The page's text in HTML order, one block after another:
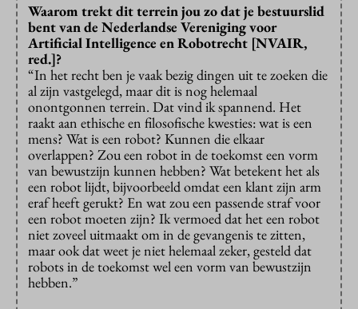
Waarom trekt dit terrein jou zo dat je bestuurslid
bent van de Nederlandse Vereniging voor
Artificial Intelligence en Robotrecht [NVAIR,
red.]?
“In het recht ben je vaak bezig dingen uit te zoeken die
al zijn vastgelegd, maar dit is nog helemaal
onontgonnen terrein. Dat vind ik spannend. Het
raakt aan ethische en filosofische kwesties: wat is een
mens? Wat is een robot? Kunnen die elkaar
overlappen? Zou een robot in de toekomst een vorm
van bewustzijn kunnen hebben? Wat betekent het als
een robot lijdt, bijvoorbeeld omdat een klant zijn arm
eraf heeft gerukt? En wat zou een passende straf voor
een robot moeten zijn? Ik vermoed dat het een robot
niet zoveel uitmaakt om in de gevangenis te zitten,
maar ook dat weet je niet helemaal zeker, gesteld dat
robots in de toekomst wel een vorm van bewustzijn
hebben.”